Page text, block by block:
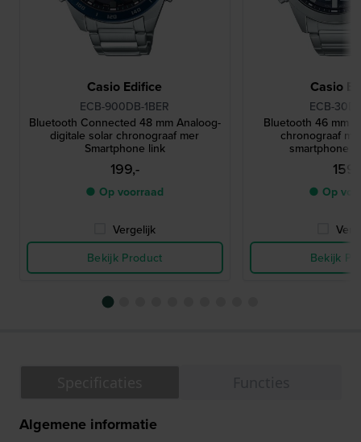
Casio Edifice
ECB-900DB-1BER
Bluetooth Connected 48 mm Analoog-
digitale solar chronograaf mer
Smartphone link
199,-
● Op voorraad
Vergelijk
Bekijk Product
Casio
ECB-
Bluetooth 46 mm
chronograaf
smartphone
● Op
Bekijk
Algemene informatie